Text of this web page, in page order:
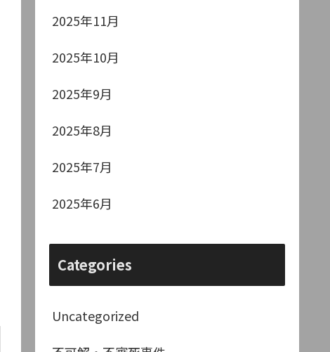
2025年11月
2025年10月
2025年9月
2025年8月
2025年7月
2025年6月
Categories
Uncategorized